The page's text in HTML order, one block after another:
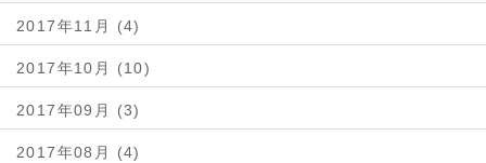
2017年11月 (4)
2017年10月 (10)
2017年09月 (3)
2017年08月 (4)